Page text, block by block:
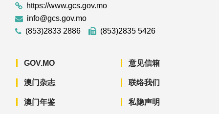
https://www.gcs.gov.mo
info@gcs.gov.mo
(853)2833 2886
(853)2835 5426
GOV.MO
澳门杂志
澳门年鉴
意见信箱
联络我们
私隐声明